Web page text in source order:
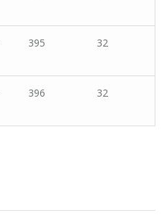
395 32
396 32